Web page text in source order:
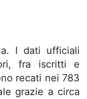
I dati ufficiali
fra iscritti e
recati nei 783
grazie a circa